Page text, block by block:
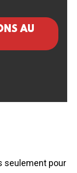
AU
seulement pour